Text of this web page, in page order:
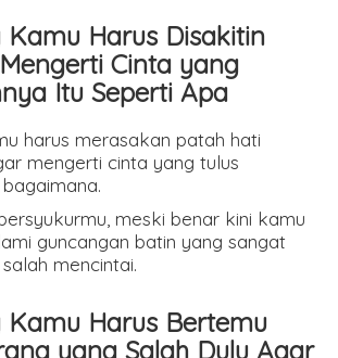
Kamu Harus Disakitin
Cinta yang
Itu Seperti Apa
harus merasakan patah hati
mengerti cinta yang tulus
meski benar kini kamu
guncangan batin yang sangat
mencintai.
Kamu Harus Bertemu
yang Salah Dulu Agar